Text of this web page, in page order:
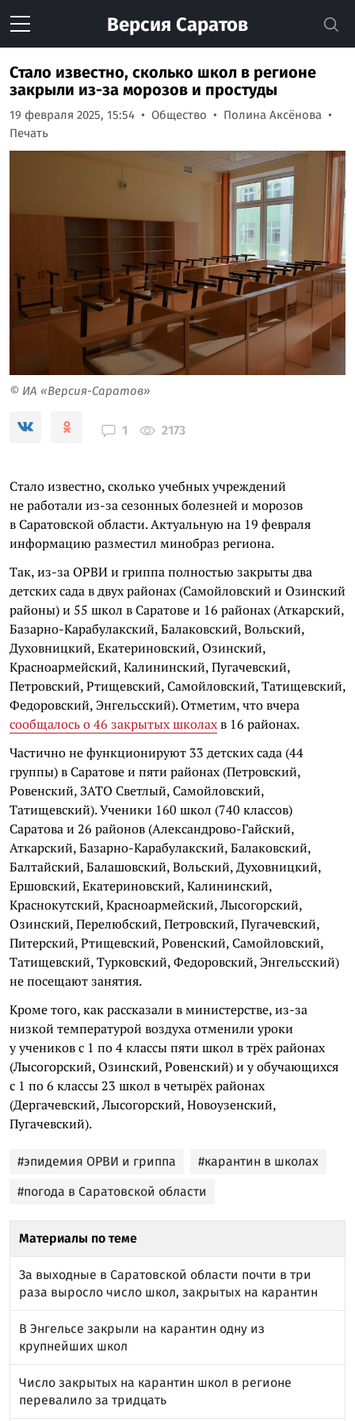
Версия Саратов
Стало известно, сколько школ в регионе
закрыли из-за морозов и простуды
19 февраля 2025, 15:54 Общество
Полина Аксёнова
Печать
© ИА «Версия-Саратов»
1 2173
Стало известно, сколько учебных учреждений
не работали из-за сезонных болезней и морозов
в Саратовской области. Актуальную на 19 февраля
информацию разместил минобраз региона.
Так, из-за ОРВИ и гриппа полностью закрыты два
детских сада в двух районах (Самойловский и Озинский
районы) и 55 школ в Саратове и 16 районах (Аткарский,
Базарно-Карабулакский, Балаковский, Вольский,
Духовницкий, Екатериновский, Озинский,
Красноармейский, Калининский, Пугачевский,
Петровский, Ртищевский, Самойловский, Татищевский,
Федоровский, Энгельсский). Отметим, что вчера
сообщалось о 46 закрытых школахв 16 районах.
Частично не функционируют 33 детских сада (44
группы) в Саратове и пяти районах (Петровский,
Ровенский, ЗАТО Светлый, Самойловский,
Татищевский). Ученики 160 школ (740 классов)
Саратова и 26 районов (Александрово-Гайский,
Аткарский, Базарно-Карабулакский, Балаковский,
Балтайский, Балашовский, Вольский, Духовницкий,
Ершовский, Екатериновский, Калининский,
Краснокутский, Красноармейский, Лысогорский,
Озинский, Перелюбский, Петровский, Пугачевский,
Питерский, Ртищевский, Ровенский, Самойловский,
Татищевский, Турковский, Федоровский, Энгельсский)
не посещают занятия.
Кроме того, как рассказали в министерстве, из-за
низкой температурой воздуха отменили уроки
у учеников с 1 по 4 классы пяти школ в трёх районах
(Лысогорский, Озинский, Ровенский) и у обучающихся
с 1 по 6 классы 23 школ в четырёх районах
(Дергачевский, Лысогорский, Новоузенский,
Пугачевский).
#эпидемия ОРВИ и гриппа
#карантин в школах
#погода в Саратовской области
Материалы по теме
За выходные в Саратовской области почти в три
раза выросло число школ, закрытых на карантин
В Энгельсе закрыли на карантин одну из
крупнейших школ
Число закрытых на карантин школ в регионе
перевалило за тридцать